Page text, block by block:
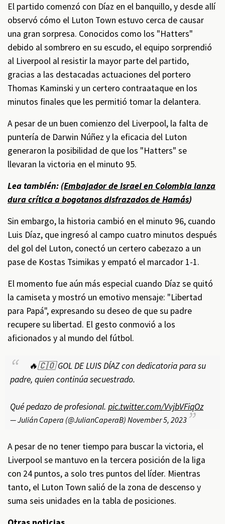
El partido comenzó con Díaz en el banquillo, y desde allí
observó cómo el Luton Town estuvo cerca de causar
una gran sorpresa. Conocidos como los "Hatters"
debido al sombrero en su escudo, el equipo sorprendió
al Liverpool al resistir la mayor parte del partido,
gracias a las destacadas actuaciones del portero
Thomas Kaminski y un certero contraataque en los
minutos finales que les permitió tomar la delantera.
A pesar de un buen comienzo del Liverpool, la falta de
puntería de Darwin Núñez y la eficacia del Luton
generaron la posibilidad de que los "Hatters" se
llevaran la victoria en el minuto 95.
Lea también: (Embajador de Israel en Colombia lanza
dura crítica a bogotanos disfrazados de Hamás)
Sin embargo, la historia cambió en el minuto 96, cuando
Luis Díaz, que ingresó al campo cuatro minutos después
del gol del Luton, conectó un certero cabezazo a un
pase de Kostas Tsimikas y empató el marcador 1-1.
El momento fue aún más especial cuando Díaz se quitó
la camiseta y mostró un emotivo mensaje: "Libertad
para Papá", expresando su deseo de que su padre
recupere su libertad. El gesto conmovió a los
aficionados y al mundo del fútbol.
🔥🇨🇴 GOL DE LUIS DÍAZ con dedicatoria para su
padre, quien continúa secuestrado.
Qué pedazo de profesional. pic.twitter.com/VvjbVFiqOz
— Julián Capera (@JulianCaperaB) November 5, 2023
A pesar de no tener tiempo para buscar la victoria, el
Liverpool se mantuvo en la tercera posición de la liga
con 24 puntos, a solo tres puntos del líder. Mientras
tanto, el Luton Town salió de la zona de descenso y
suma seis unidades en la tabla de posiciones.